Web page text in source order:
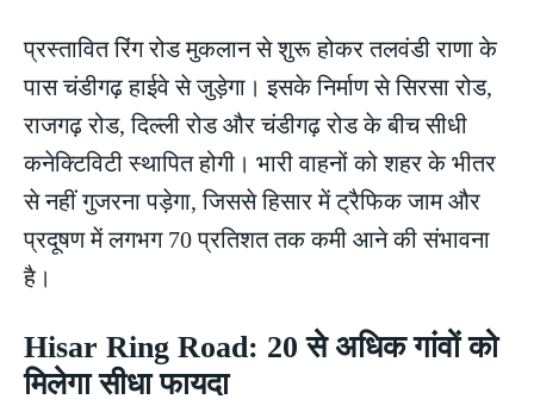
प्रस्तावित रिंग रोड मुकलान से शुरू होकर तलवंडी राणा के
पास चंडीगढ़ हाईवे से जुड़ेगा। इसके निर्माण से सिरसा रोड,
राजगढ़ रोड, दिल्ली रोड और चंडीगढ़ रोड के बीच सीधी
कनेक्टिविटी स्थापित होगी। भारी वाहनों को शहर के भीतर
से नहीं गुजरना पड़ेगा, जिससे हिसार में ट्रैफिक जाम और
प्रदूषण में लगभग 70 प्रतिशत तक कमी आने की संभावना
है।
Hisar Ring Road: 20 से अधिक गांवों को
मिलेगा सीधा फायदा